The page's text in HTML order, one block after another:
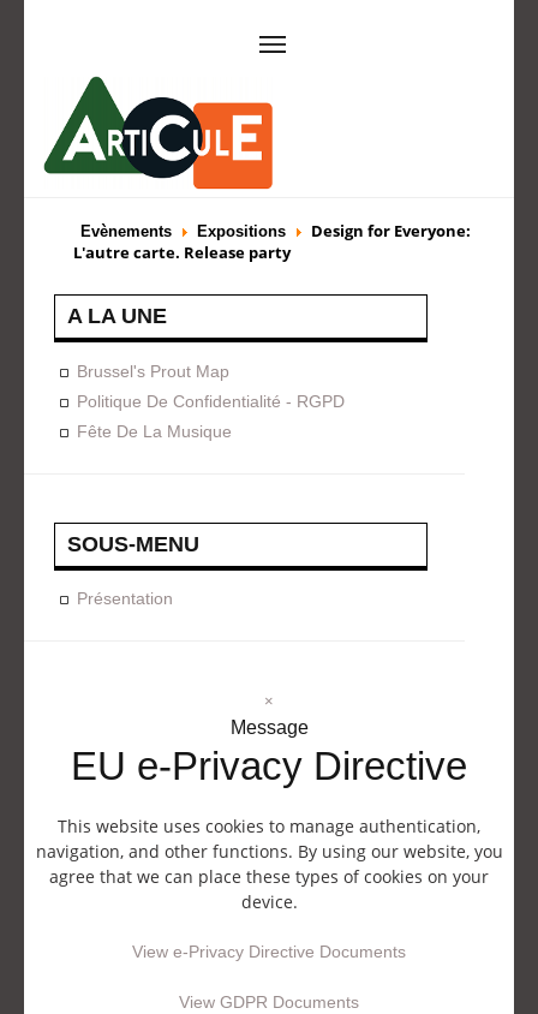
ARTICULE ASBL
Présentation
EVÈNEMENTS
Concerts
Expositions
ACTIONS
Design For Everyone
Publications
FORMATION
ON AIME
CONTACT
Evènements Expositions
Design for Everyone:
L'autre carte. Release party
A LA UNE
Brussel's Prout Map
Politique De Confidentialité - RGPD
Fête De La Musique
SOUS-MENU
Présentation
×
Message
EU e-Privacy Directive
This website uses cookies to manage authentication,
navigation, and other functions. By using our website, you
agree that we can place these types of cookies on your
device.
View e-Privacy Directive Documents
View GDPR Documents